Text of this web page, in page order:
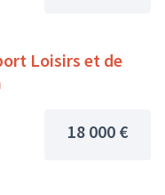
Loisirs et de
18 000 €